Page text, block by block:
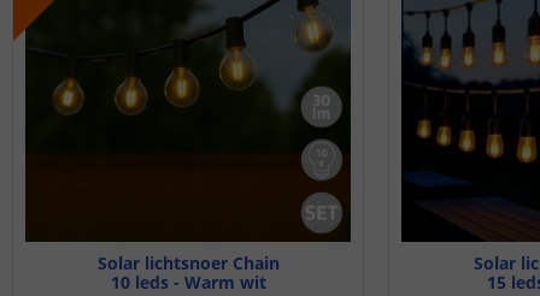
Solar lichtsnoer Chain
10 leds - Warm wit
Solar
15